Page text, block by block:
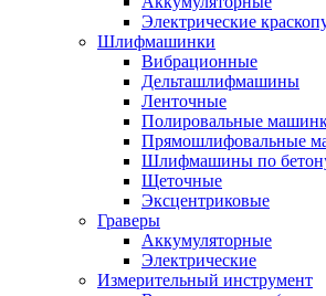
Электрические
Шлифмашинки
Вибрационные
Дельташлифмашины
Ленточные
Полировальные
Прямошлифовальные
Шлифмашины по
Щеточные
Эксцентриковые
Граверы
Аккумуляторные
Электрические
Измерительный инструмент